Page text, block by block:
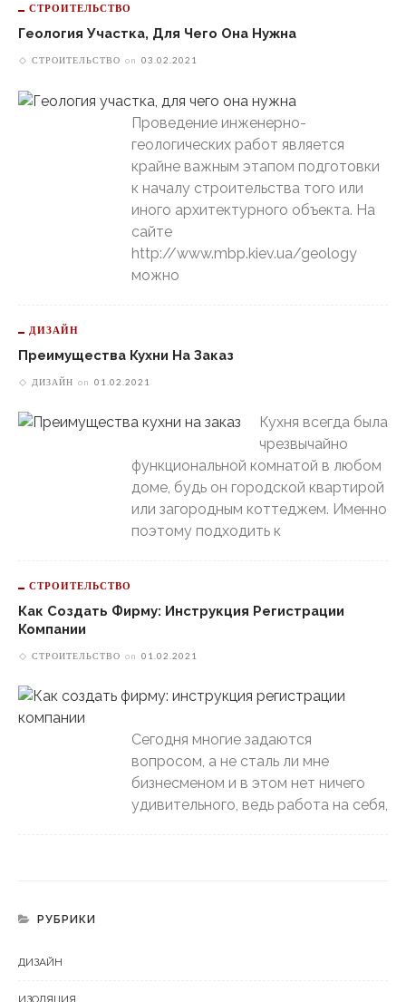
СТРОИТЕЛЬСТВО
Геология Участка, Для Чего Она Нужна
СТРОИТЕЛЬСТВО on 03.02.2021
Проведение инженерно-
геологических работ является
крайне важным этапом подготовки
к началу строительства того или
иного архитектурного объекта. На
сайте
http://www.mbp.kiev.ua/geology
можно
ДИЗАЙН
Преимущества Кухни На Заказ
ДИЗАЙН on 01.02.2021
Кухня всегда была
чрезвычайно
функциональной комнатой в любом
доме, будь он городской квартирой
или загородным коттеджем. Именно
поэтому подходить к
СТРОИТЕЛЬСТВО
Как Создать Фирму: Инструкция Регистрации
Компании
СТРОИТЕЛЬСТВО on 01.02.2021
Сегодня многие задаются
вопросом, а не сталь ли мне
бизнесменом и в этом нет ничего
удивительного, ведь работа на себя,
РУБРИКИ
ДИЗАЙН
ИЗОЛЯЦИЯ